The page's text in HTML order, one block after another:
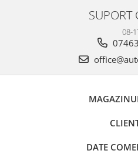
SUPORT
08-
DATE